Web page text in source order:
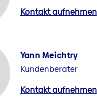
Kontakt aufnehmen
Yann Meichtry
Kundenberater
Kontakt aufnehmen